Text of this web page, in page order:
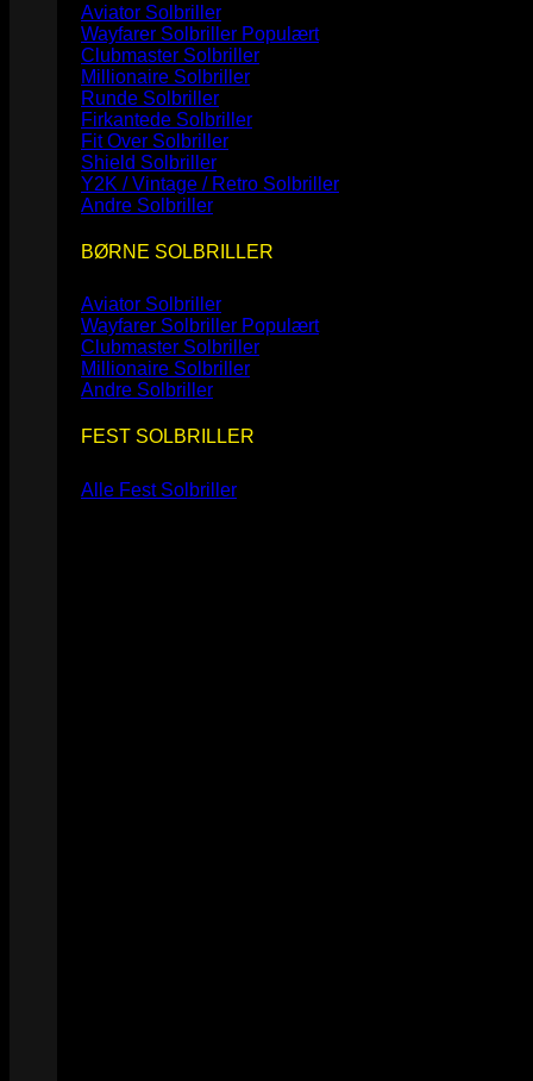
Aviator Solbriller
Wayfarer Solbriller
Clubmaster Solbriller
Millionaire Solbriller
Runde Solbriller
Firkantede Solbriller
Fit Over Solbriller
Shield Solbriller
Y2K / Vintage / Retro Solbriller
Andre Solbriller
BØRNE SOLBRILLER
Aviator Solbriller
Wayfarer Solbriller
Clubmaster Solbriller
Millionaire Solbriller
Andre Solbriller
FEST SOLBRILLER
Alle Fest Solbriller